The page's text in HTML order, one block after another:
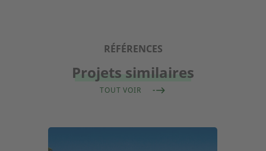
RÉFÉRENCES
Projets similaires
TOUT VOIR